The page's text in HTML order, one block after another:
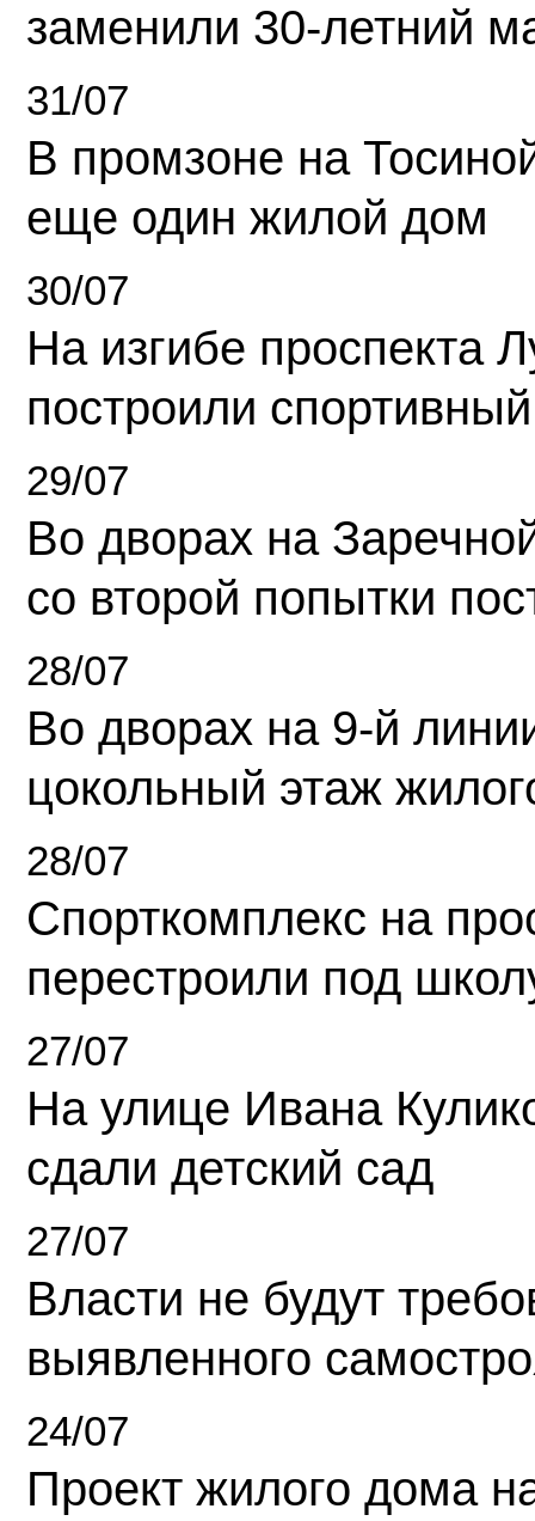
заменили 30-летний
31/07
В промзоне на
еще один жилой дом
30/07
На изгибе проспекта
построили
29/07
Во дворах на
со второй попытки
28/07
Во дворах на 9-й
цокольный этаж
28/07
Спорткомплекс на
перестроили под
27/07
На улице Ивана
сдали детский сад
27/07
Власти не будут
выявленного
24/07
Проект жилого дома